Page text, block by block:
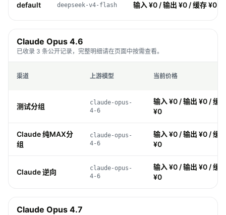
default deepseek-v4-flash 输入 ¥0 / 输出 ¥0 / 缓存 ¥0 /
Claude Opus 4.6
已收录 3 条公开记录，完整明细请在页面中按需查看。
渠道 上游模型 当前价格
测试分组
claude-opus-
4-6
输入 ¥0 / 输出 ¥0 / 缓
¥0
Claude 纯MAX分
组
claude-opus-
4-6
输入 ¥0 / 输出 ¥0 / 缓
¥0
Claude 逆向
claude-opus-
4-6
输入 ¥0 / 输出 ¥0 / 缓
¥0
Claude Opus 4.7